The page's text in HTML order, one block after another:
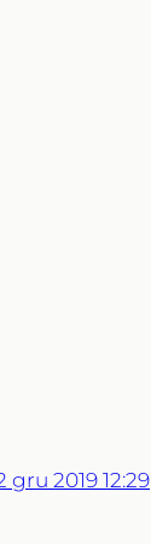
gru 2019 12:29